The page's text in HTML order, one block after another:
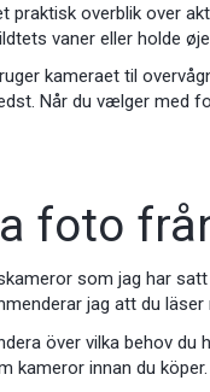
overblik over
vaner eller holde
kameraet til
Når du vælger med
foto
som jag har
jag att du läser
över vilka behov du
kameror innan du köper.